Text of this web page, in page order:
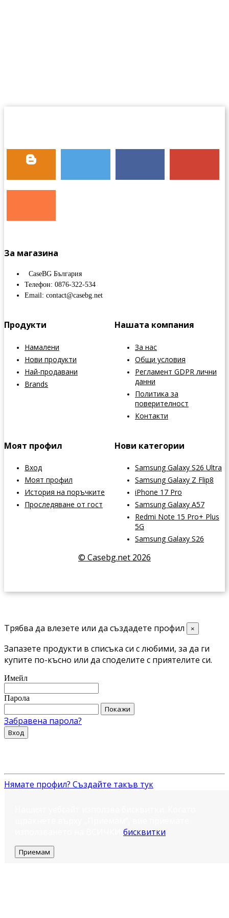
За магазина
CaseBG България
Телефон: 0876-322-534
Email: contact@casebg.net
Продукти
Намалени
Нови продукти
Най-продавани
Brands
Нашата компания
За нас
Общи условия
Регламент GDPR лични
данни
Политика за
поверителност
Контакти
Моят профил
Вход
Моят профил
История на поръчките
Проследяване от гост
Нови категории
Samsung Galaxy S26 Ultra
Samsung Galaxy Z Flip8
iPhone 17 Pro
Samsung Galaxy A57
Redmi Note 15 Pro+ Plus
5G
Samsung Galaxy S26
© Casebg.net 2026
Трябва да влезете или да създадете профил ×
Запазете продукти в списъка си с любими, за да ги
купите по-късно или да споделите с приятелите си.
Имейл
Парола
Покажи
Забравена парола?
Вход
Нямате профил? Създайте такъв тук
бисквитки
Приемам